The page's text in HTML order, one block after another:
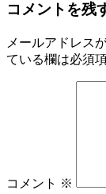
コメントを残
メールアドレス
ている欄は必須
コメント ※